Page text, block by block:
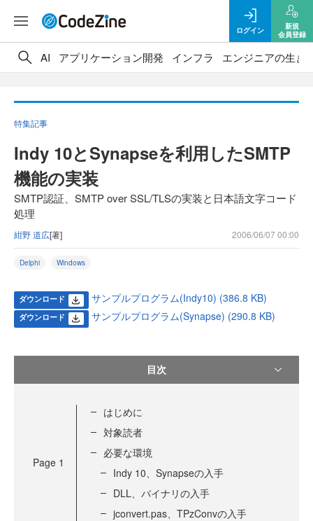
ログイン
新規
会員登録
AI アプリケーション開発 インフラ エンジニアの生き
特集記事
Indy 10とSynapseを利用したSMTP
機能の実装
SMTP認証、SMTP over SSL/TLSの実装と日本語文字コード
処理
紺野 道広[著] 2006/06/07 00:00
Delphi Windows
ダウンロード サンプルプログラム(Indy10) (386.8 KB)
ダウンロード サンプルプログラム(Synapse) (290.8 KB)
目次
Page 1
はじめに
対象読者
必要な環境
Indy 10、Synapseの入手
DLL、バイナリの入手
jconvert.pas、TPzConvの入手